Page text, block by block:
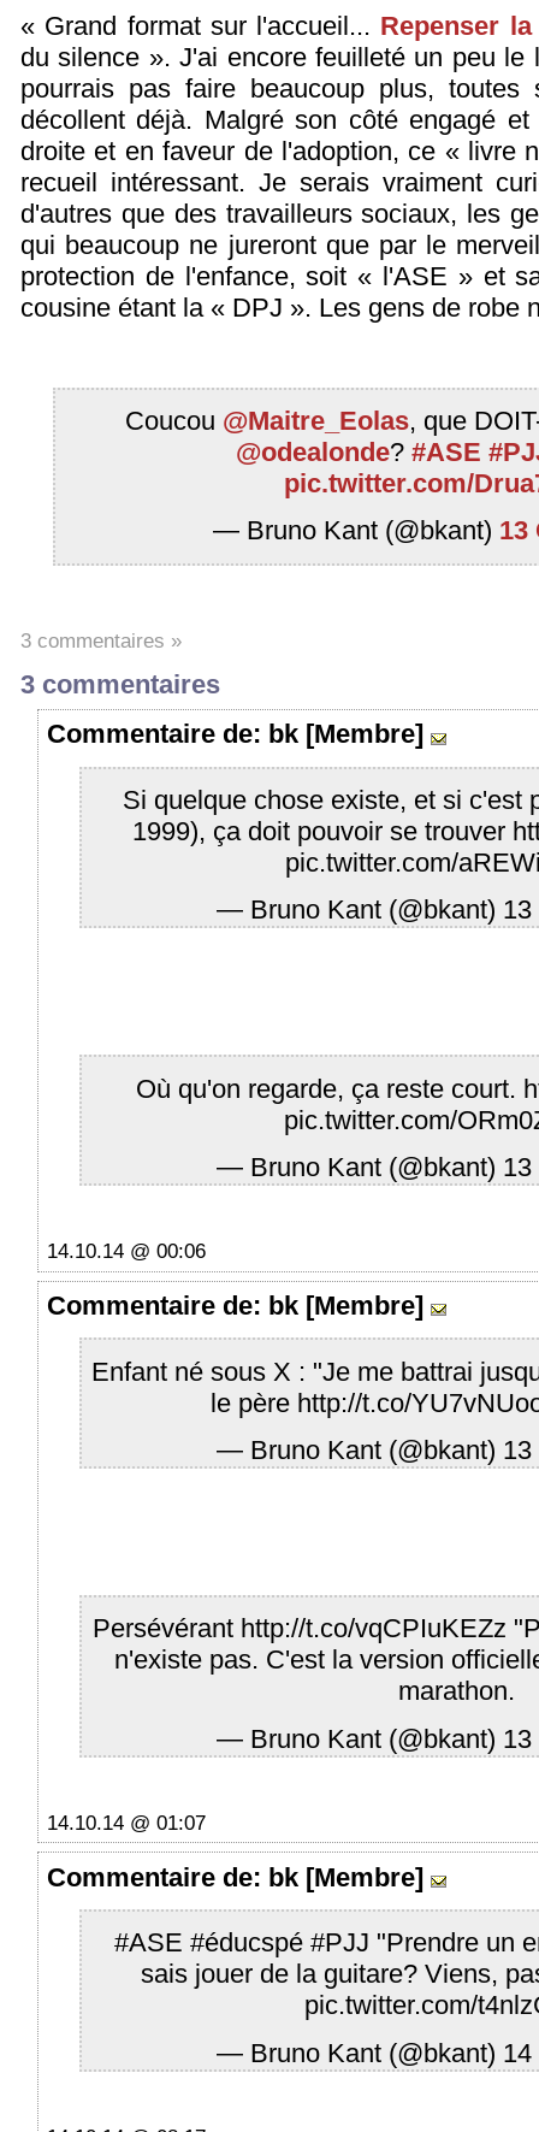
« Grand format sur l'accueil... Repenser
du silence ». J'ai encore feuilleté un peu
pourrais pas faire beaucoup plus,
décollent déjà. Malgré son côté engagé
droite et en faveur de l'adoption, ce « livre
recueil intéressant. Je serais vraiment
d'autres que des travailleurs sociaux, les
qui beaucoup ne jureront que par le
protection de l'enfance, soit « l'ASE » et
cousine étant la « DPJ ». Les gens de robe
Coucou @Maitre_Eolas, que
@odealonde?#ASE
pic.twitter.com/
— Bruno Kant (@bkant) 13
3 commentaires »
3 commentaires
Commentaire de: bk [Membre]
Si quelque chose existe, et si c'est
1999), ça doit pouvoir se trouver
pic.twitter.com/
— Bruno Kant (@bkant) 13
Où qu'on regarde, ça reste court.
pic.twitter.com/
— Bruno Kant (@bkant) 13
14.10.14 @ 00:06
Commentaire de: bk [Membre]
Enfant né sous X : "Je me battrai
le père http://t.co/
— Bruno Kant (@bkant) 13
Persévérant http://t.co/vqCPIuKEZz
n'existe pas. C'est la version
marathon.
— Bruno Kant (@bkant) 13
14.10.14 @ 01:07
Commentaire de: bk [Membre]
#ASE #éducspé #PJJ "Prendre un
sais jouer de la guitare? Viens,
pic.twitter.com/
— Bruno Kant (@bkant) 14